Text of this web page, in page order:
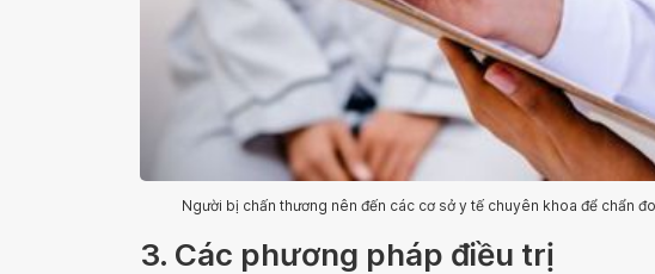
Người bị chấn thương nên đến các cơ sở y tế chuyên khoa để chẩn
3. Các phương pháp điều trị